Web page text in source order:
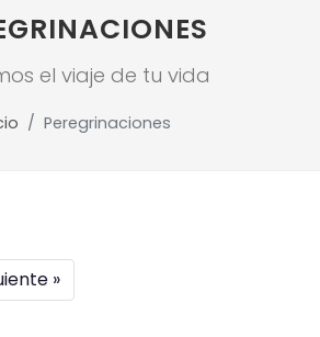
el viaje de tu vida
Peregrinaciones
»